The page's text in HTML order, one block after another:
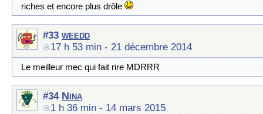
riches et encore plus drôle
#33 weedd
17 h 53 min - 21 décembre 2014
Le meilleur mec qui fait rire MDRRR
#34 Nina
1 h 36 min - 14 mars 2015